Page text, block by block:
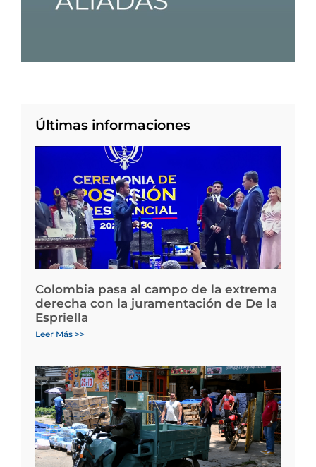
Últimas informaciones
Colombia pasa al campo de la extrema
derecha con la juramentación de De la
Espriella
Leer Más >>